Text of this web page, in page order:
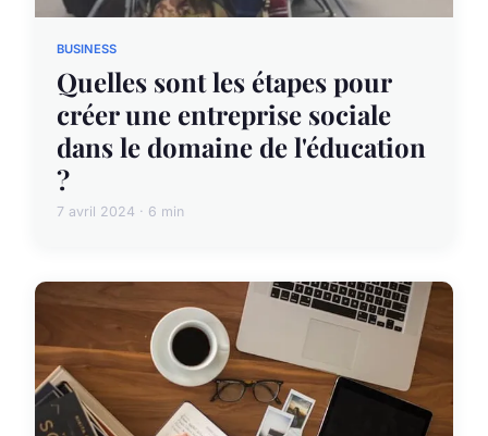
BUSINESS
Quelles sont les étapes pour
créer une entreprise sociale
dans le domaine de l'éducation
?
7 avril 2024 · 6 min